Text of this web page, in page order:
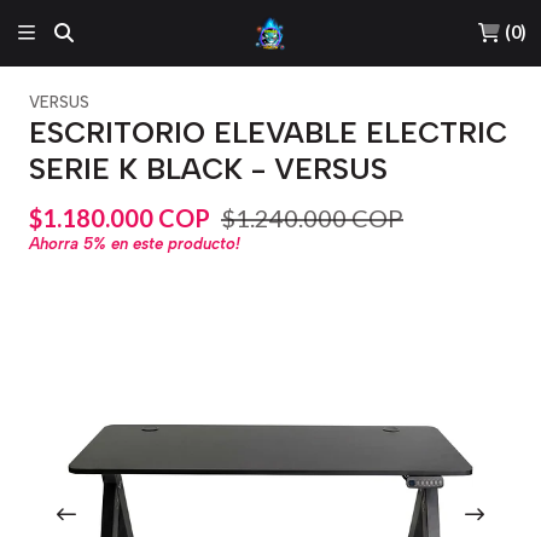
(0)
VERSUS
ESCRITORIO ELEVABLE ELECTRIC
SERIE K BLACK - VERSUS
$1.180.000 COP $1.240.000 COP
Ahorra 5% en este producto!